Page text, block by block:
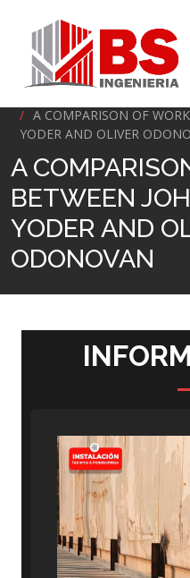
A COMPARISON OF
YODER AND OLIVER
A
BETWEEN
YODER AND
ODONOVAN